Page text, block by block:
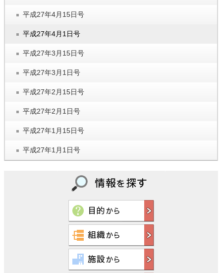
平成27年4月15日号
平成27年4月1日号
平成27年3月15日号
平成27年3月1日号
平成27年2月15日号
平成27年2月1日号
平成27年1月15日号
平成27年1月1日号